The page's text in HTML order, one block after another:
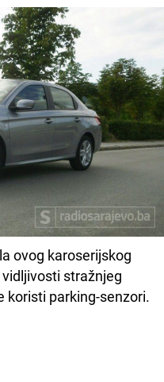
ovog karoserijskog
stražnjeg
koristi parking-senzori.